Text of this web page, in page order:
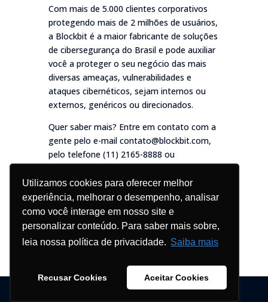
Utilizamos cookies para oferecer melhor
experiência, melhorar o desempenho, analisar
como você interage em nosso site e
personalizar conteúdo. Para saber mais sobre,
leia nossa política de privacidade. Saiba mais
Recusar Cookies Aceitar Cookies
Com mais de 5.000 clientes corporativos
protegendo mais de 2 milhões de usuários,
a Blockbit é a maior fabricante de soluções
de cibersegurança do Brasil e pode auxiliar
você a proteger o seu negócio das mais
diversas ameaças, vulnerabilidades e
ataques cibernéticos, sejam internos ou
externos, genéricos ou direcionados.
Quer saber mais? Entre em contato com a
gente pelo e-mail contato@blockbit.com,
pelo telefone (11) 2165-8888 ou
nossas soluções.